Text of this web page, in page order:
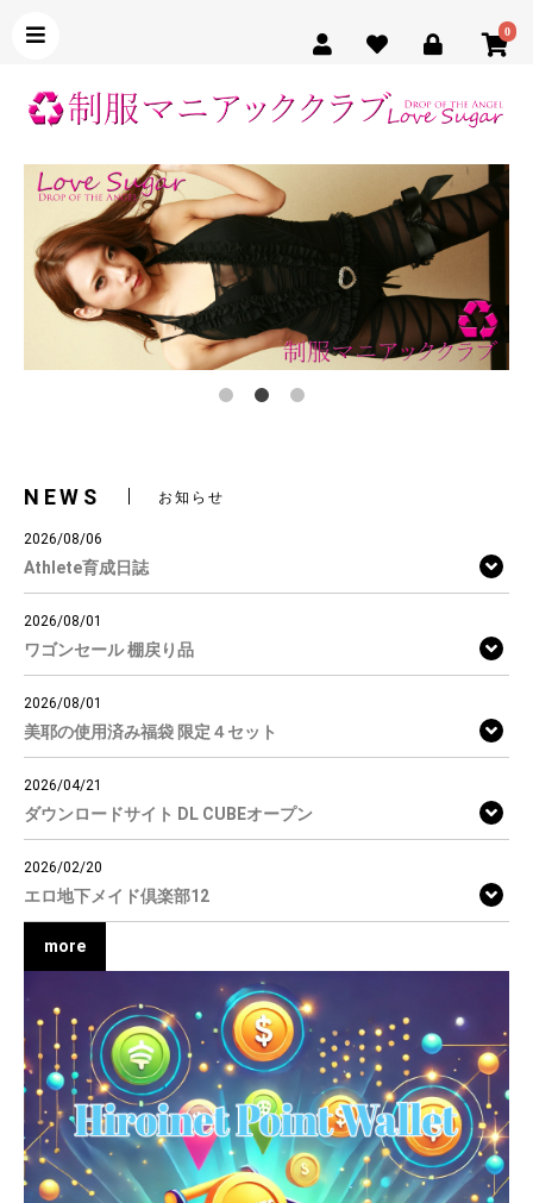
0
NEWS お知らせ
2026/08/06
Athlete育成日誌
2026/08/01
ワゴンセール 棚戻り品
2026/08/01
美耶の使用済み福袋 限定４セット
2026/04/21
ダウンロードサイト DL CUBEオープン
2026/02/20
エロ地下メイド倶楽部12
more